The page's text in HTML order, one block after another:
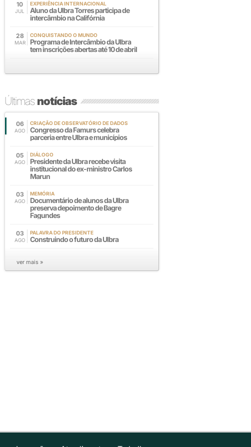
10
JUL
EXPERIÊNCIA INTERNACIONAL
Aluno da Ulbra Torres participa de
intercâmbio na Califórnia
28
MAR
CONQUISTANDO O MUNDO
Programa de Intercâmbio da Ulbra
tem inscrições abertas até 10 de abril
Últimasnotícias
06
AGO
CRIAÇÃO DE OBSERVATÓRIO DE DADOS
Congresso da Famurs celebra
parceria entre Ulbra e municípios
05
AGO
DIÁLOGO
Presidente da Ulbra recebe visita
institucional do ex-ministro Carlos
Marun
03
AGO
MEMÓRIA
Documentário de alunos da Ulbra
preserva depoimento de Bagre
Fagundes
03
AGO
PALAVRA DO PRESIDENTE
Construindo o futuro da Ulbra
ver mais »